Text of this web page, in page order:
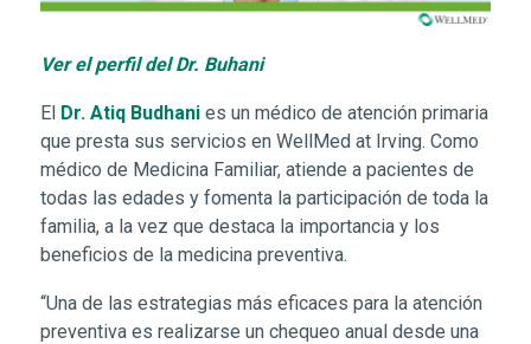
Ver el perfil del Dr. Buhani
El Dr. Atiq Budhanies un médico de atención primaria
que presta sus servicios en WellMed at Irving. Como
médico de Medicina Familiar, atiende a pacientes de
todas las edades y fomenta la participación de toda la
familia, a la vez que destaca la importancia y los
beneficios de la medicina preventiva.
“Una de las estrategias más eficaces para la atención
preventiva es realizarse un chequeo anual desde una